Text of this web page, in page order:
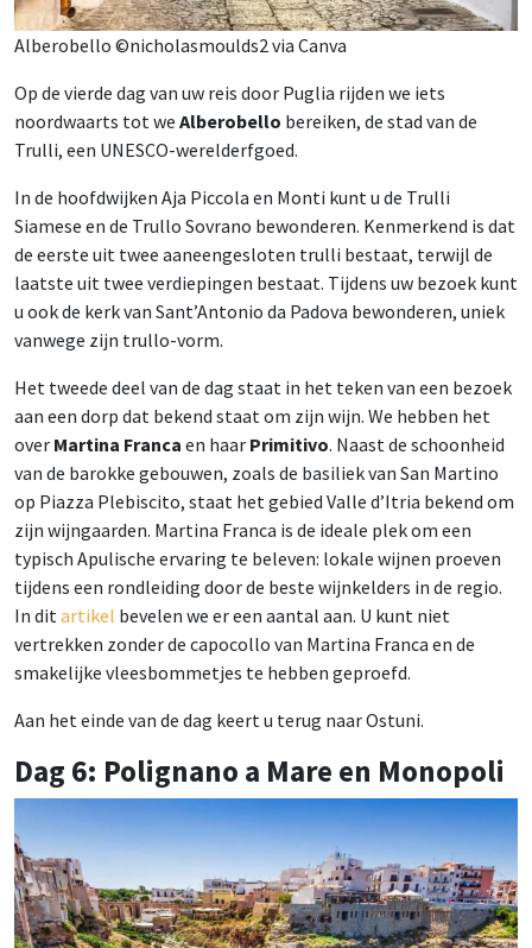
Alberobello ©nicholasmoulds2 via Canva
Op de vierde dag van uw reis door Puglia rijden we iets
noordwaarts tot we Alberobello bereiken, de stad van de
Trulli, een UNESCO-werelderfgoed.
In de hoofdwijken Aja Piccola en Monti kunt u de Trulli
Siamese en de Trullo Sovrano bewonderen. Kenmerkend is dat
de eerste uit twee aaneengesloten trulli bestaat, terwijl de
laatste uit twee verdiepingen bestaat. Tijdens uw bezoek kunt
u ook de kerk van Sant’Antonio da Padova bewonderen, uniek
vanwege zijn trullo-vorm.
Het tweede deel van de dag staat in het teken van een bezoek
aan een dorp dat bekend staat om zijn wijn. We hebben het
over Martina Franca en haar Primitivo. Naast de schoonheid
van de barokke gebouwen, zoals de basiliek van San Martino
op Piazza Plebiscito, staat het gebied Valle d’Itria bekend om
zijn wijngaarden. Martina Franca is de ideale plek om een ​​
typisch Apulische ervaring te beleven: lokale wijnen proeven
tijdens een rondleiding door de beste wijnkelders in de regio.
In ditartikel bevelen we er een aantal aan. U kunt niet
vertrekken zonder de capocollo van Martina Franca en de
smakelijke vleesbommetjes te hebben geproefd.
Aan het einde van de dag keert u terug naar Ostuni.
Dag 6: Polignano a Mare en Monopoli